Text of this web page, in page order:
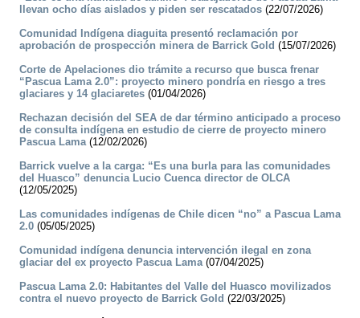
llevan ocho días aislados y piden ser rescatados (22/07/2026)
Comunidad Indígena diaguita presentó reclamación por
aprobación de prospección minera de Barrick Gold (15/07/2026)
Corte de Apelaciones dio trámite a recurso que busca frenar
“Pascua Lama 2.0”: proyecto minero pondría en riesgo a tres
glaciares y 14 glaciaretes (01/04/2026)
Rechazan decisión del SEA de dar término anticipado a proceso
de consulta indígena en estudio de cierre de proyecto minero
Pascua Lama(12/02/2026)
Barrick vuelve a la carga: “Es una burla para las comunidades
del Huasco” denuncia Lucio Cuenca director de OLCA
(12/05/2025)
Las comunidades indígenas de Chile dicen “no” a Pascua Lama
2.0 (05/05/2025)
Comunidad indígena denuncia intervención ilegal en zona
glaciar del ex proyecto Pascua Lama(07/04/2025)
Pascua Lama 2.0: Habitantes del Valle del Huasco movilizados
contra el nuevo proyecto de Barrick Gold (22/03/2025)